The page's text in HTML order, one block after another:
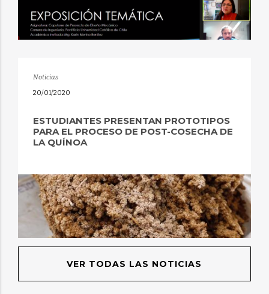
Noticias
20/01/2020
ESTUDIANTES PRESENTAN PROTOTIPOS
PARA EL PROCESO DE POST-COSECHA DE
LA QUÍNOA
VER TODAS LAS NOTICIAS